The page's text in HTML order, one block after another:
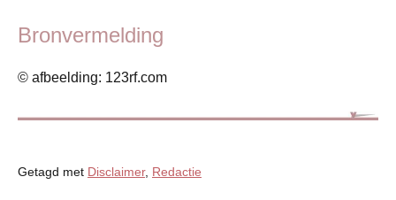
Bronvermelding
© afbeelding: 123rf.com
Getagd met Disclaimer, Redactie